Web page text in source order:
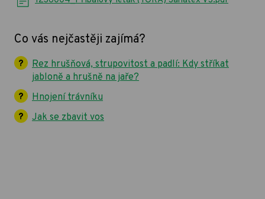
Co vás nejčastěji zajímá?
Rez hrušňová, strupovitost a padlí: Kdy stříkat
jabloně a hrušně na jaře?
Hnojení trávníku
Jak se zbavit vos